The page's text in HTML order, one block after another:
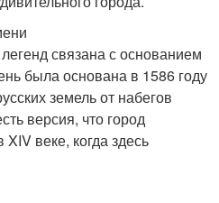
связана с основанием
была основана в 1586 году
земель от набегов
версия, что город
веке, когда здесь